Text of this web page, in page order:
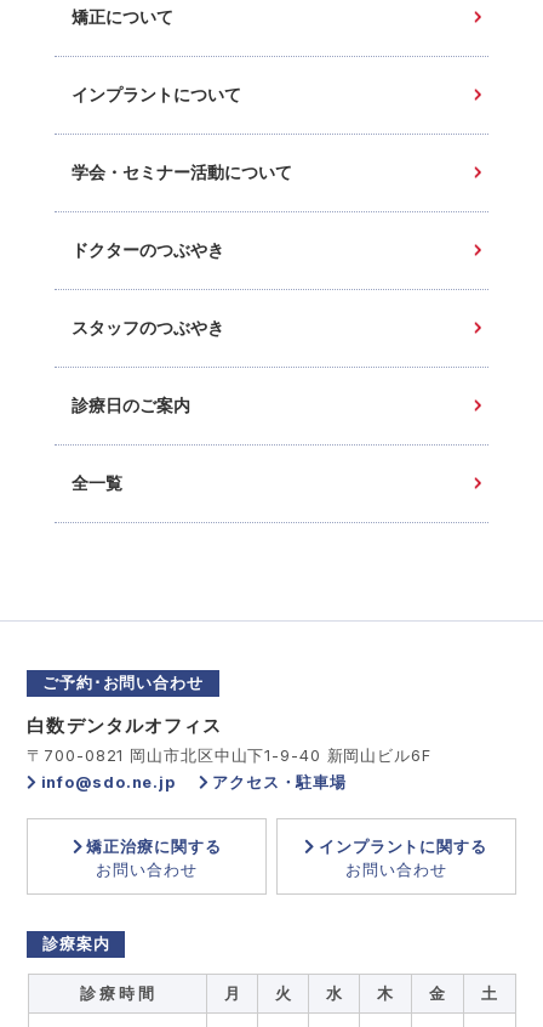
矯正について
インプラントについて
学会・セミナー活動について
ドクターのつぶやき
スタッフのつぶやき
診療日のご案内
全一覧
ご予約･お問い合わせ
白数デンタルオフィス
〒700-0821 岡山市北区中山下1-9-40 新岡山ビル6F
info@sdo.ne.jp
アクセス・駐車場
矯正治療に関する
お問い合わせ
インプラントに関する
お問い合わせ
診療案内
診 療 時 間 月 火 水 木 金
土